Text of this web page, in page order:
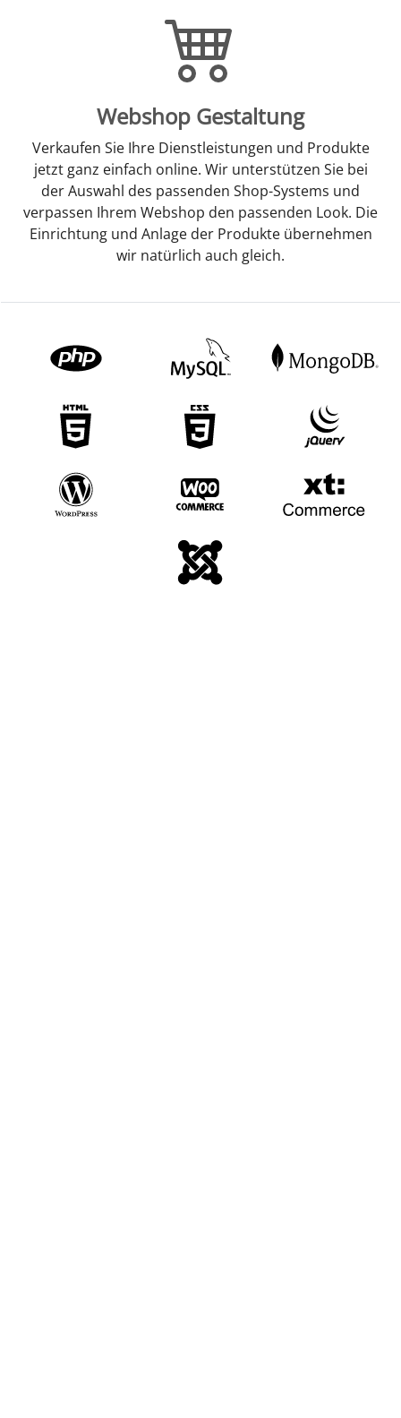
Webshop Gestaltung
Verkaufen Sie Ihre Dienstleistungen und Produkte
jetzt ganz einfach online. Wir unterstützen Sie bei
der Auswahl des passenden Shop-Systems und
verpassen Ihrem Webshop den passenden Look. Die
Einrichtung und Anlage der Produkte übernehmen
wir natürlich auch gleich.